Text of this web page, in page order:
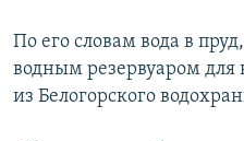
По его словам вода в
водным резервуаром для
из Белогорского